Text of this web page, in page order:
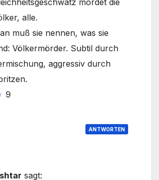
alle.
muß sie nennen, was sie
Völkermörder. Subtil durch
aggressiv durch
9
ANTWORTEN
sagt: